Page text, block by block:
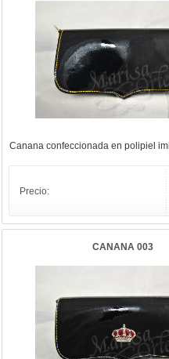
Canana confeccionada en polipiel
Precio:
CANANA 003